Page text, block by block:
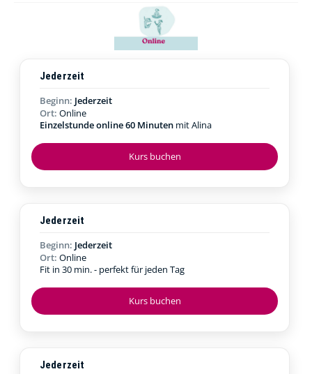
Kurs buchen
Jederzeit
Beginn: Jederzeit
Ort: Online
Einzelstunde online 60 Minuten mit Alina
Kurs buchen
Jederzeit
Beginn: Jederzeit
Ort: Online
Fit in 30 min. - perfekt für jeden Tag
Jederzeit